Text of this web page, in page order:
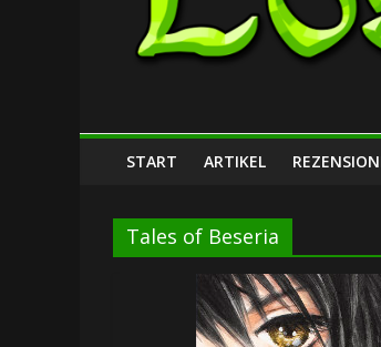
START ARTIKEL
Tales of Beseria